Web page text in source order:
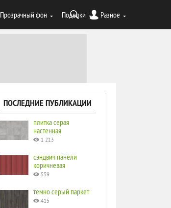
Прозрачный фон Поделки Разное
ПОСЛЕДНИЕ ПУБЛИКАЦИИ
плитка серая
настенная
1 213
сэндвич панели
коричневая
559
темно серый паркет
415